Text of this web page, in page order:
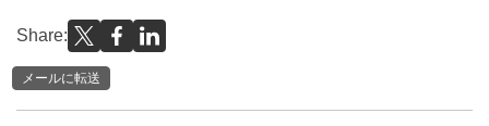
Share:
メールに転送